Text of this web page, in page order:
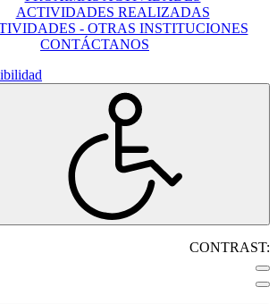
ACTIVIDADES REALIZADAS
- OTRAS INSTITUCIONES
CONTÁCTANOS
CONTRAST: